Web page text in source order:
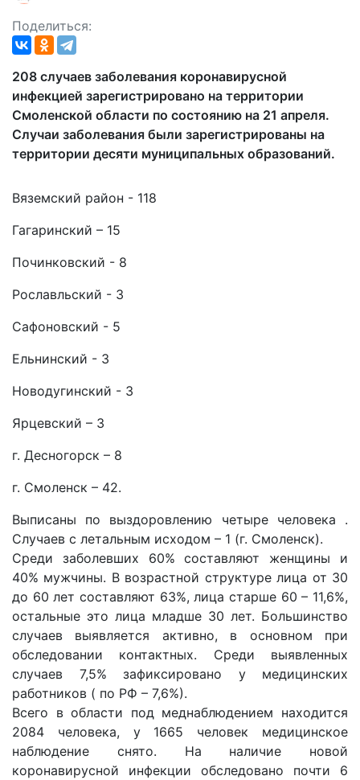
Поделиться:
208 случаев заболевания коронавирусной
инфекцией зарегистрировано на территории
Смоленской области по состоянию на 21 апреля.
Случаи заболевания были зарегистрированы на
территории десяти муниципальных образований.
Вяземский район - 118
Гагаринский – 15
Починковский - 8
Рославльский - 3
Сафоновский - 5
Ельнинский - 3
Новодугинский - 3
Ярцевский – 3
г. Десногорск – 8
г. Смоленск – 42.
Выписаны по выздоровлению четыре человека .
Случаев с летальным исходом – 1 (г. Смоленск).
Среди заболевших 60% составляют женщины и
40% мужчины. В возрастной структуре лица от 30
до 60 лет составляют 63%, лица старше 60 – 11,6%,
остальные это лица младше 30 лет. Большинство
случаев выявляется активно, в основном при
обследовании контактных. Среди выявленных
случаев 7,5% зафиксировано у медицинских
работников ( по РФ – 7,6%).
Всего в области под меднаблюдением находится
2084 человека, у 1665 человек медицинское
наблюдение снято. На наличие новой
коронавирусной инфекции обследовано почти 6